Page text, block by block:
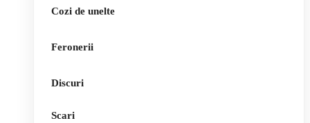
Cozi de unelte
Feronerii
Discuri
Scari